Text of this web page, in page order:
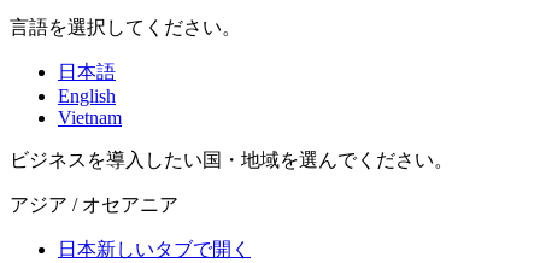
言語を選択してください。
日本語
English
Vietnam
ビジネスを導入したい国・地域を選んでください。
アジア / オセアニア
日本新しいタブで開く